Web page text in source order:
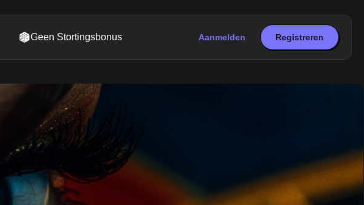
Geen Stortingsbonus Aanmelden Registreren